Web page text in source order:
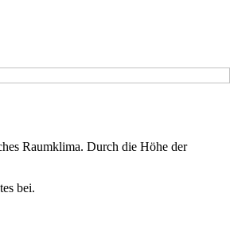
Raumklima. Durch die Höhe der
bei.